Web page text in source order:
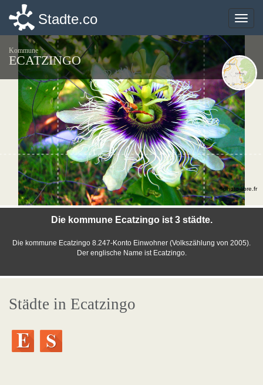
Toggle
Stadte.co
Kommune
ECATZINGO
Die kommune Ecatzingo ist 3 städte.
Die kommune Ecatzingo 8.247-Konto Einwohner (Volkszählung von 2005).
Der englische Name ist Ecatzingo.
©photo-libre.fr
Städte in Ecatzingo
Toggle
Stadte.co